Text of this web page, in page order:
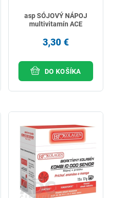
asp SÓJOVÝ NÁPOJ
multivitamín ACE
3,30 €
DO KOŠÍKA